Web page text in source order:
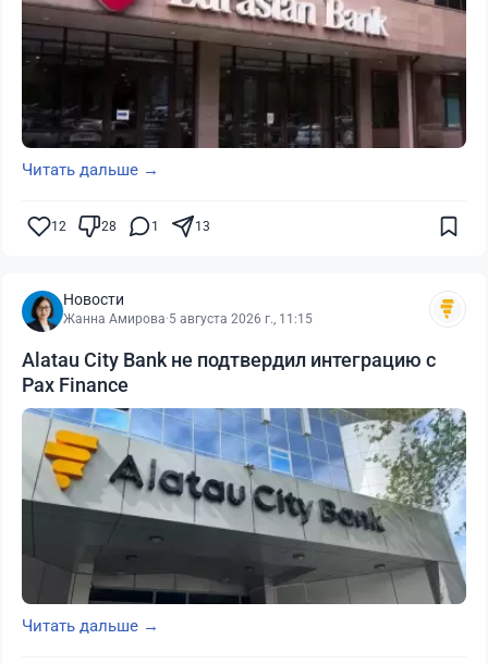
Читать дальше →
12 28 1 13
Новости
Жанна Амирова·5 августа 2026 г., 11:15
Alatau City Bank не подтвердил интеграцию с
Pax Finance
Читать дальше →